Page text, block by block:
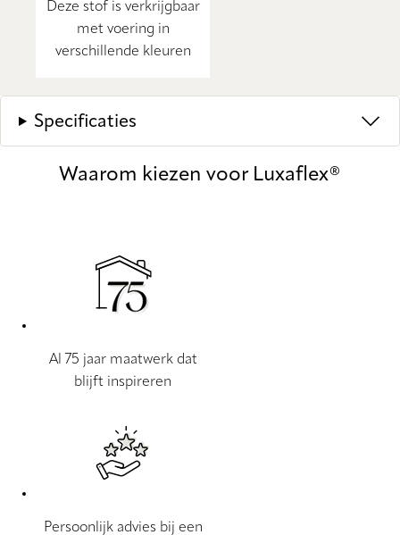
Deze stof is verkrijgbaar
met voering in
verschillende kleuren
Specificaties
Waarom kiezen voor Luxaflex®
Al 75 jaar maatwerk dat
blijft inspireren
Persoonlijk advies bij een